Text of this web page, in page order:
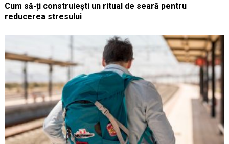
Cum să-ți construiești un ritual de seară pentru
reducerea stresului